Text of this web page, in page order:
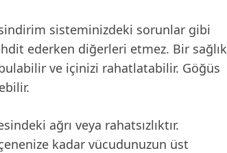
sisteminizdeki sorunlar gibi
ederken diğerleri etmez. Bir sağlık
bulabilir ve içinizi rahatlatabilir. Göğüs
ağrı veya rahatsızlıktır.
kadar vücudunuzun üst